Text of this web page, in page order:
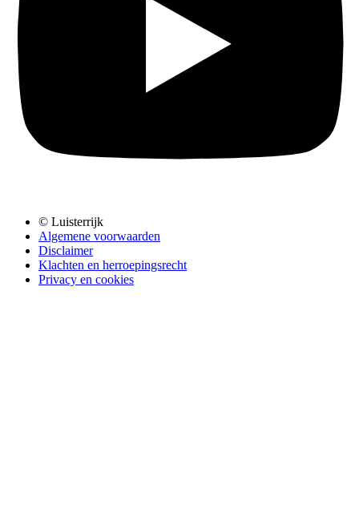
© Luisterrijk
Algemene voorwaarden
Disclaimer
Klachten en herroepingsrecht
Privacy en cookies